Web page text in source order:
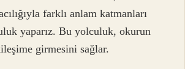
farklı anlam katmanları
yaparız. Bu yolculuk, okurun
girmesini sağlar.